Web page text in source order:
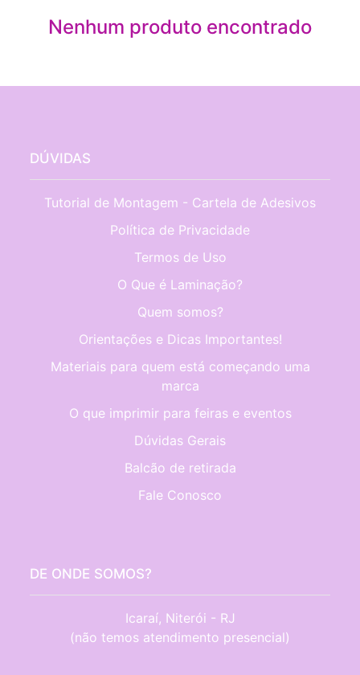
Nenhum produto encontrado
DÚVIDAS
Tutorial de Montagem - Cartela de Adesivos
Política de Privacidade
Termos de Uso
O Que é Laminação?
Quem somos?
Orientações e Dicas Importantes!
Materiais para quem está começando uma
marca
O que imprimir para feiras e eventos
Dúvidas Gerais
Balcão de retirada
Fale Conosco
DE ONDE SOMOS?
Icaraí, Niterói - RJ
(não temos atendimento presencial)